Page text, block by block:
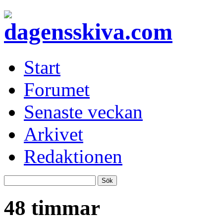
Start
Forumet
Senaste veckan
Arkivet
Redaktionen
48 timmar